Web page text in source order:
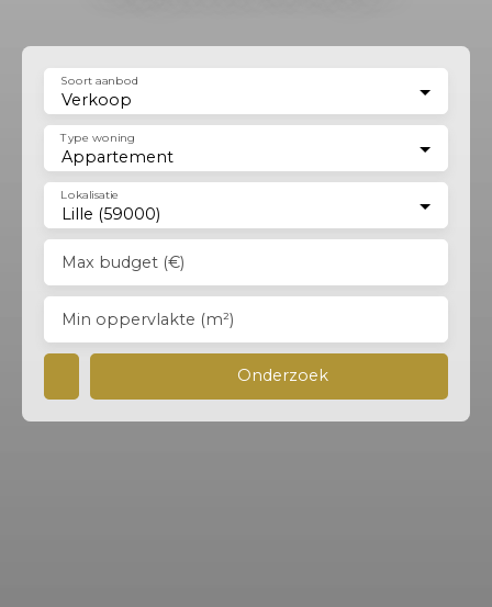
Verkoop
Soort aanbod
Appartement
Type woning
Lille (59000)
Lokalisatie
Max budget (€)
Min oppervlakte (m²)
Onderzoek